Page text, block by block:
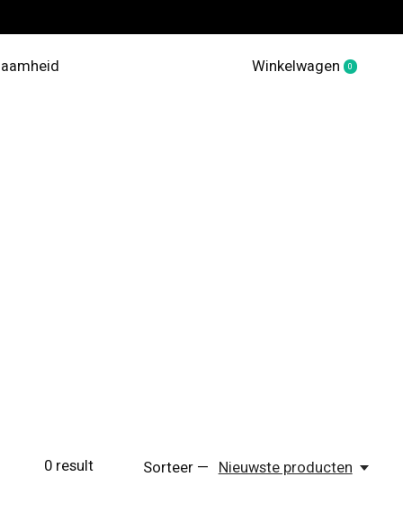
Winkelwagen 0items
0result Sorteer — Nieuwste producten